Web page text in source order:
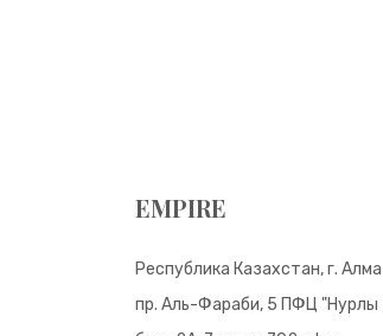
EMPIRE
Республика Казахстан, г.
пр. Аль-Фараби, 5 ПФЦ "Нурлы